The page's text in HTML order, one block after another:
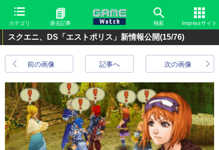
カテゴリ 過去記事 検索 Impressサイト
スクエニ、DS「エストポリス」新情報公開(15/76)
前の画像 次の画像
記事へ